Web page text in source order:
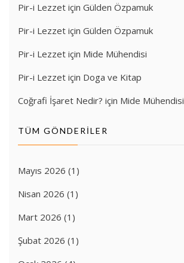
Pir-i Lezzet için Gülden Özpamuk
Pir-i Lezzet için Gülden Özpamuk
Pir-i Lezzet için Mide Mühendisi
Pir-i Lezzet için Doga ve Kitap
Coğrafi İşaret Nedir? için Mide Mühendisi
TÜM GÖNDERILER
Mayıs 2026 (1)
Nisan 2026 (1)
Mart 2026 (1)
Şubat 2026 (1)